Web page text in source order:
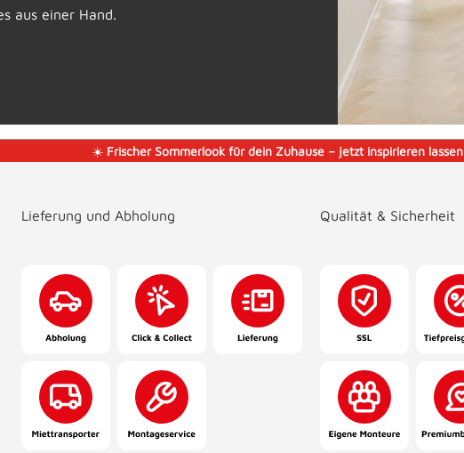
aus einer Hand.
☀️ Frischer Sommerlook für dein Zuhause – jetzt inspirieren lassen
Lieferung und Abholung Qualität & Sicherheit